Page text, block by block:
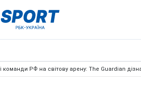
команди РФ на світову арену: The Guardian